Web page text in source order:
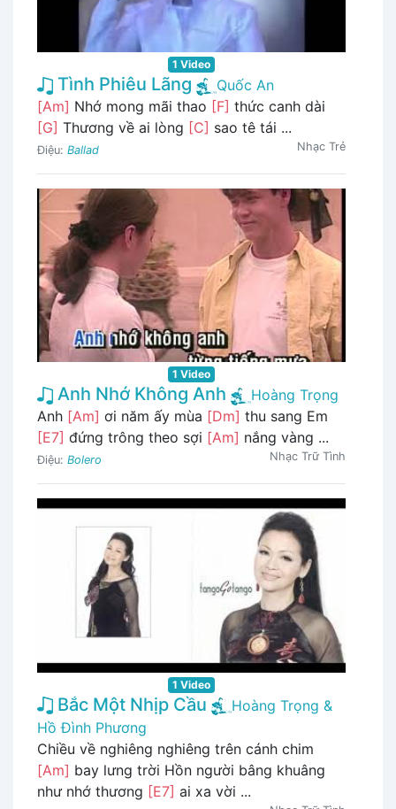
1 Video
Tình Phiêu Lãng
Quốc An
[Am] Nhớ mong mãi thao [F] thức canh dài
[G] Thương về ai lòng [C] sao tê tái ...
Điệu: Ballad Nhạc Trẻ
1 Video
Anh Nhớ Không Anh
Hoàng Trọng
Anh [Am] ơi năm ấy mùa [Dm] thu sang Em
[E7] đứng trông theo sợi [Am] nắng vàng ...
Điệu: Bolero Nhạc Trữ Tình
1 Video
Bắc Một Nhịp Cầu
Hoàng Trọng &
Hồ Đình Phương
Chiều về nghiêng nghiêng trên cánh chim
[Am] bay lưng trời Hồn người bâng khuâng
như nhớ thương [E7] ai xa vời ...